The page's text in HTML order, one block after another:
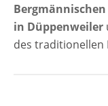
in Düppenweiler
des traditionellen